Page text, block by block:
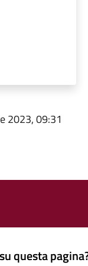
2023, 09:31
questa